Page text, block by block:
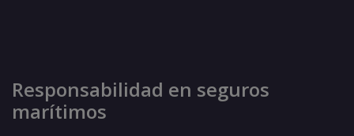
Responsabilidad en seguros
marítimos